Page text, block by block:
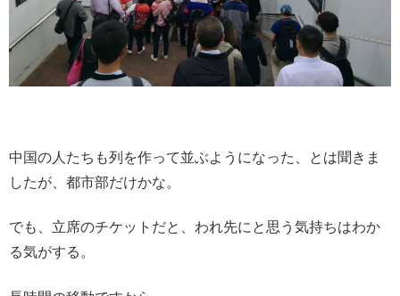
中国の人たちも列を作って並ぶようになった、とは聞きま
したが、都市部だけかな。
でも、立席のチケットだと、われ先にと思う気持ちはわか
る気がする。